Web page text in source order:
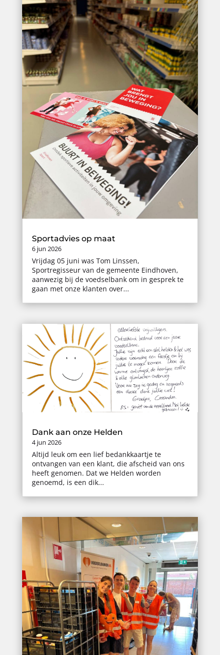
Sportadvies op maat
6 jun 2026
Vrijdag 05 juni was Tom Linssen,
Sportregisseur van de gemeente Eindhoven,
aanwezig bij de voedselbank om in gesprek te
gaan met onze klanten over...
Dank aan onze Helden
4 jun 2026
Altijd leuk om een lief bedankkaartje te
ontvangen van een klant, die afscheid van ons
heeft genomen. Dat we Helden worden
genoemd, is een dik...